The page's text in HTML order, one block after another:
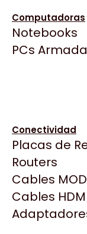
Computadoras
Notebooks
PCs
Conectividad
Placas de
Routers
Cables MOD
Cables
BenQ
CX
Cooler
Deepcool
Dell
EVGA
Gamemax
Genesis
Genius
Todas las
Click Gaming
Compufan
Dinobyte
Full H4rd
Gaming City
Gezatek
$770.000
Ver